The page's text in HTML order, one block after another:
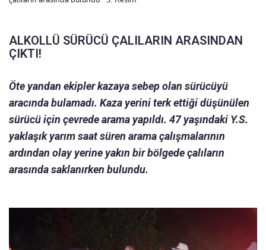
ALKOLLÜ SÜRÜCÜ ÇALILARIN ARASINDAN
ÇIKTI!
Öte yandan ekipler kazaya sebep olan sürücüyü
aracında bulamadı. Kaza yerini terk ettiği düşünülen
sürücü için çevrede arama yapıldı. 47 yaşındaki Y.S.
yaklaşık yarım saat süren arama çalışmalarının
ardından olay yerine yakın bir bölgede çalıların
arasında saklanırken bulundu.